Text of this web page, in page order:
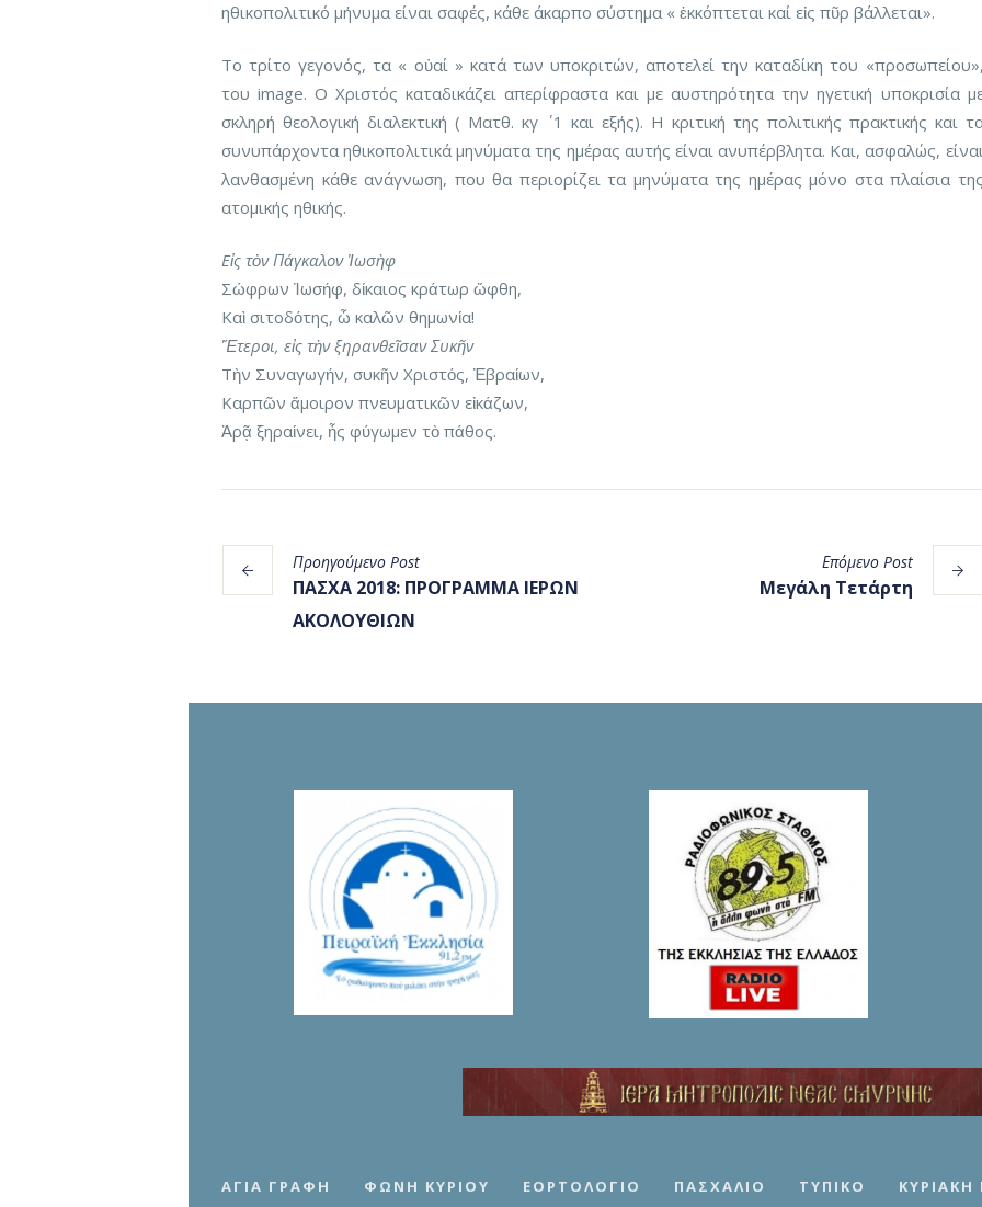
ηθικοπολιτικό μήνυμα είναι σαφές, κάθε άκαρπο σύστημα « ἐκκόπτεται καί εἰς πῦρ βάλλεται».
Το τρίτο γεγονός, τα « οὐαί » κατά των υποκριτών, αποτελεί την καταδίκη του «προσωπείου»,
του image. Ο Χριστός καταδικάζει απερίφραστα και με αυστηρότητα την ηγετική υποκρισία
σκληρή θεολογική διαλεκτική ( Ματθ. κγ ΄ 1 και εξής). Η κριτική της πολιτικής πρακτικής και
συνυπάρχοντα ηθικοπολιτικά μηνύματα της ημέρας αυτής είναι ανυπέρβλητα. Και, ασφαλώς,
λανθασμένη κάθε ανάγνωση, που θα περιορίζει τα μηνύματα της ημέρας μόνο στα πλαίσια της
ατομικής ηθικής.
Eἰς τὸν Πάγκαλον Ἰωσὴφ
Σώφρων Ἰωσήφ, δίκαιος κράτωρ ὤφθη,
Καὶ σιτοδότης, ὧ καλῶν θημωνία!
Ἕτεροι, εἰς τὴν ξηρανθεῖσαν Συκῆν
Τὴν Συναγωγήν, συκῆν Χριστός, Ἑβραίων,
Καρπῶν ἄμοιρον πνευματικῶν εἰκάζων,
Ἀρᾷ ξηραίνει, ἧς φύγωμεν τὸ πάθος.
Προηγούμενο Post
ΠΑΣΧΑ 2018: ΠΡΟΓΡΑΜΜΑ ΙΕΡΩΝ
ΑΚΟΛΟΥΘΙΩΝ
ΕπόμενοPost
Μεγάλη Τετάρτη
ΑΓΊΑ ΓΡΑΦΉ ΦΩΝΉ ΚΥΡΊΟΥ ΕΟΡΤΟΛΌΓΙΟ ΠΑΣΧΆΛΙΟ ΤΥΠΙΚΌ